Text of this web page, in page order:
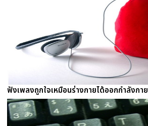
ฟังเพลงถูกใจเหมือนร่างกายได้ออกกำลังกาย